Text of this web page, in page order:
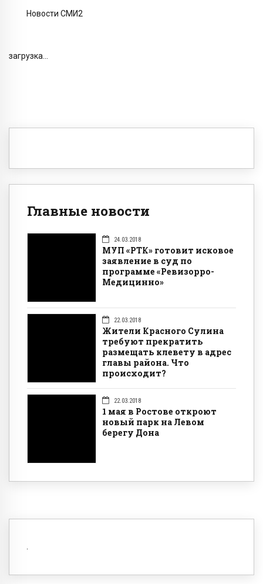
Новости СМИ2
загрузка...
Главные новости
24.03.2018
МУП «РТК» готовит исковое
заявление в суд по
программе «Ревизорро-
Медицинно»
22.03.2018
Жители Красного Сулина
требуют прекратить
размещать клевету в адрес
главы района. Что
происходит?
22.03.2018
1 мая в Ростове откроют
новый парк на Левом
берегу Дона